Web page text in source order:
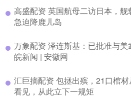
高盛配资 英国航母二访日本，
急迫降鹿儿岛
万象配资 泽连斯基：已批准与
皖新闻 | 安徽网
汇巨摘配资 包拯出殡，21口棺
看见，从此立下一规矩